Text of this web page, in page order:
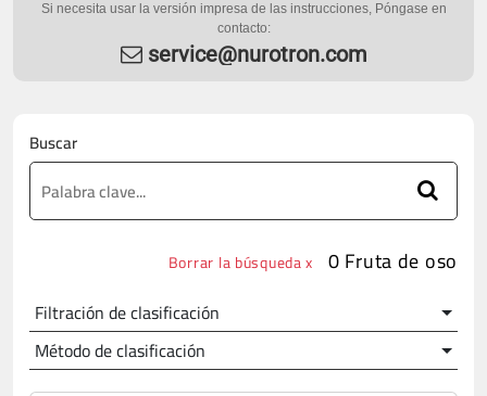
Si necesita usar la versión impresa de las instrucciones, Póngase en
contacto:
service@nurotron.com
Buscar
Borrar la búsqueda x 0 Fruta de oso
Filtración de clasificación
Método de clasificación